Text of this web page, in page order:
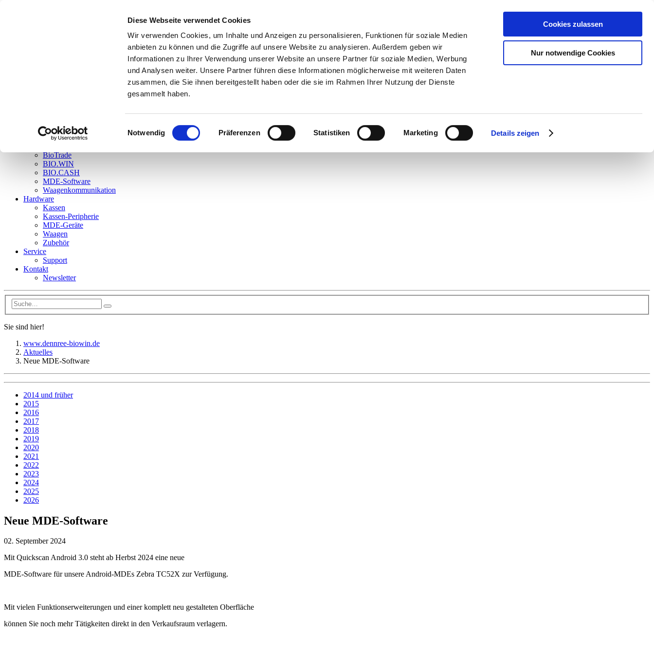
Diese Webseite verwendet Cookies
Wir verwenden Cookies, um Inhalte und Anzeigen zu personalisieren, Funktionen für soziale Medien
anbieten zu können und die Zugriffe auf unsere Website zu analysieren. Außerdem geben wir
Informationen zu Ihrer Verwendung unserer Website an unsere Partner für soziale Medien, Werbung
und Analysen weiter. Unsere Partner führen diese Informationen möglicherweise mit weiteren Daten
zusammen, die Sie ihnen bereitgestellt haben oder die sie im Rahmen Ihrer Nutzung der Dienste
gesammelt haben.
Einwilligungsauswahl
Notwendig Präferenzen Statistiken Marketing Details zeigen
Cookies zulassen
Nur notwendige Cookies
www.dennree-biowin.de
BioTrade – DAS neue Warenwirtschaftssystem
BIO.CASH – DIE Kassensystemssoftware
Home
Aktuelles
BioTrade
BIO.WIN
BIO.CASH
MDE-Software
Waagenkommunikation
Hardware
Kassen
Kassen-Peripherie
MDE-Geräte
Waagen
Zubehör
Service
Support
Kontakt
Newsletter
Sie sind hier!
www.dennree-biowin.de
Aktuelles
Neue MDE-Software
2014 und früher
2015
2016
2017
2018
2019
2020
2021
2022
2023
2024
2025
2026
Neue MDE-Software
02. September 2024
Mit Quickscan Android 3.0 steht ab Herbst 2024 eine neue
MDE-Software für unsere Android-MDEs Zebra TC52X zur Verfügung.
Mit vielen Funktionserweiterungen und einer komplett neu gestalteten Oberfläche
können Sie noch mehr Tätigkeiten direkt in den Verkaufsraum verlagern.